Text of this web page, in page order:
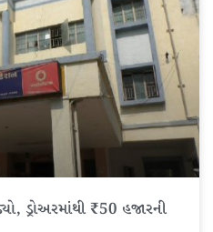
ડ્રોઅરમાંથી ₹50 હજારની